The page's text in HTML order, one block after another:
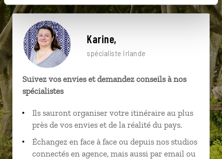
Karine,
spécialiste Irlande
Suivez vos envies et demandez conseils à nos
spécialistes
Ils sauront organiser votre itinéraire au plus
près de vos envies et de la réalité du pays.
Échangez en face à face ou depuis nos studios
connectés en agence, mais aussi par email ou